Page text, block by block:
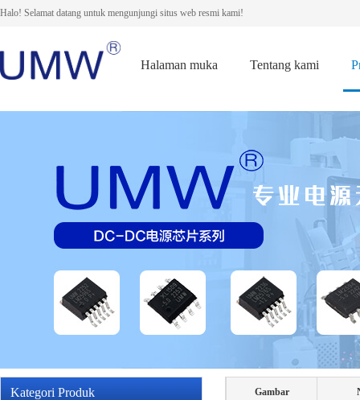
Halo! Selamat datang untuk mengunjungi situs web resmi kami!
Halaman muka Tentang kami
Kategori Produk Gambar